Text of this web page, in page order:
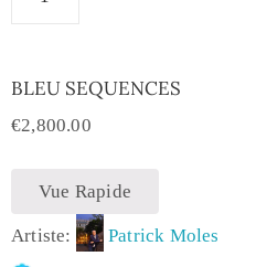
BLEU SEQUENCES
€2,800.00
Vue Rapide
Artiste: Patrick Moles